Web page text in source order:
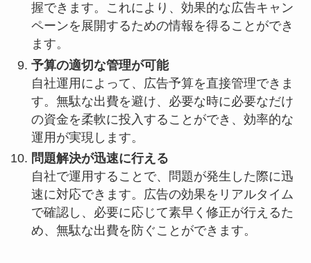
握できます。これにより、効果的な広告キャン
ペーンを展開するための情報を得ることができ
ます。
予算の適切な管理が可能
自社運用によって、広告予算を直接管理できま
す。無駄な出費を避け、必要な時に必要なだけ
の資金を柔軟に投入することができ、効率的な
運用が実現します。
問題解決が迅速に行える
自社で運用することで、問題が発生した際に迅
速に対応できます。広告の効果をリアルタイム
で確認し、必要に応じて素早く修正が行えるた
め、無駄な出費を防ぐことができます。